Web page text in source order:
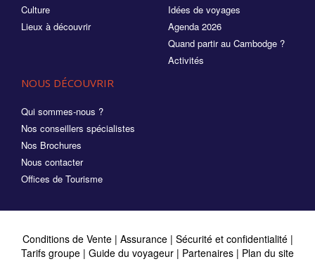
Culture
Lieux à découvrir
Idées de voyages
Agenda 2026
Quand partir au Cambodge ?
Activités
NOUS DÉCOUVRIR
Qui sommes-nous ?
Nos conseillers spécialistes
Nos Brochures
Nous contacter
Offices de Tourisme
Conditions de Vente| Assurance | Sécurité et confidentialité|
Tarifs groupe | Guide du voyageur | Partenaires | Plan du site